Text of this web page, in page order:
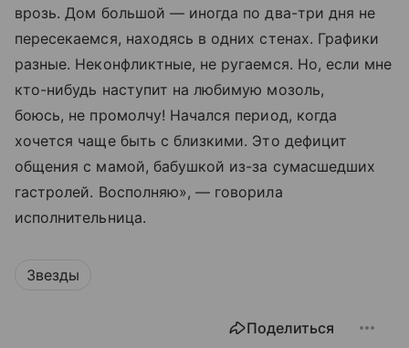
врозь. Дом большой — иногда по два-три дня не
пересекаемся, находясь в одних стенах. Графики
разные. Неконфликтные, не ругаемся. Но, если мне
кто-нибудь наступит на любимую мозоль,
боюсь, не промолчу! Начался период, когда
хочется чаще быть с близкими. Это дефицит
общения с мамой, бабушкой из-за сумасшедших
гастролей. Восполняю», — говорила
исполнительница.
Звезды
Поделиться